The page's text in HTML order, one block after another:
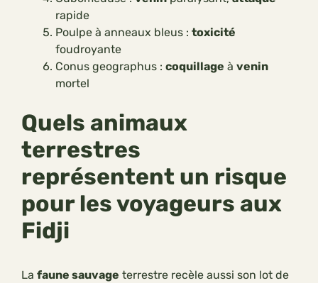
rapide
Poulpe à anneaux bleus : toxicité
foudroyante
Conus geographus : coquillage à venin
mortel
Quels animaux
terrestres
représentent un risque
pour les voyageurs aux
Fidji
La faune sauvage terrestre recèle aussi son lot de